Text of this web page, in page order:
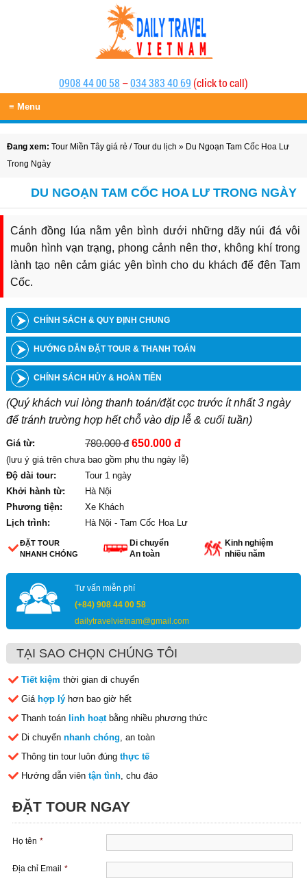
0908 44 00 58 –034 383 40 69 (click to call)
≡ Menu
Đang xem: Tour Miền Tây giá rẻ /Tour du lịch » Du Ngoạn Tam Cốc Hoa Lư
Trong Ngày
DU NGOẠN TAM CỐC HOA LƯ TRONG NGÀY
Cánh đồng lúa nằm yên bình dưới những dãy núi đá vôi
muôn hình vạn trạng, phong cảnh nên thơ, không khí trong
lành tạo nên cảm giác yên bình cho du khách để đên Tam
Cốc.
CHÍNH SÁCH & QUY ĐỊNH CHUNG
HƯỚNG DẪN ĐẶT TOUR & THANH TOÁN
CHÍNH SÁCH HỦY & HOÀN TIỀN
(Quý khách vui lòng thanh toán/đặt cọc trước ít nhất 3 ngày
để tránh trường hợp hết chỗ vào dịp lễ & cuối tuần)
Giá từ: 780.000 đ 650.000 đ
(lưu ý giá trên chưa bao gồm phụ thu ngày lễ)
Độ dài tour:
Tour 1 ngày
Khởi hành từ:
Hà Nội
Phương tiện:
Xe Khách
Lịch trình:
Hà Nội - Tam Cốc Hoa Lư
ĐẶT TOUR
NHANH CHÓNG
Di chuyển
An toàn
Kinh nghiệm
nhiều năm
Tư vấn miễn phí
(+84) 908 44 00 58
dailytravelvietnam@gmail.com
TẠI SAO CHỌN CHÚNG TÔI
Tiết kiệm thời gian di chuyển
Giá hợp lýhơn bao giờ hết
Thanh toán linh hoạtbằng nhiều phương thức
Di chuyển nhanh chóng, an toàn
Thông tin tour luôn đúng thực tế
Hướng dẫn viên tận tình, chu đáo
ĐẶT TOUR NGAY
Họ tên *
Địa chỉ Email *